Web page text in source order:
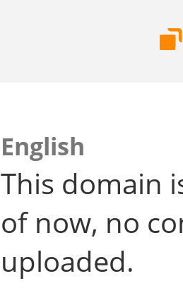
English
This domain
of now, no
uploaded.